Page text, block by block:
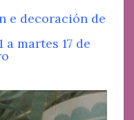
e decoración de
a martes 17 de